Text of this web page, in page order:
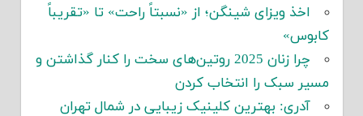
اخذ ویزای شینگن؛ از «نسبتاً راحت» تا «تقریباً
کابوس»
چرا زنان 2025 روتین‌های سخت را کنار گذاشتن و
مسیر سبک را انتخاب کردن
آدری: بهترین کلینیک زیبایی در شمال تهران